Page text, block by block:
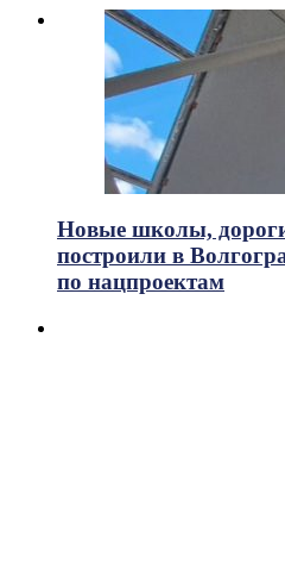
Новые школы,
построили в
по нацпроектам